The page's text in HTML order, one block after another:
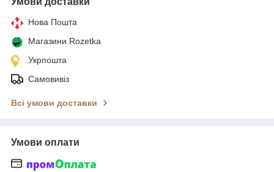
Нова Пошта
Магазини Rozetka
Укрпошта
Самовивіз
Всі умови доставки
Умови оплати